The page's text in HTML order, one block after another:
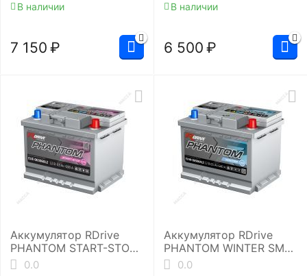
В наличии
7 150 ₽
В наличии
6 500 ₽
Аккумулятор RDrive
PHANTOM START-STOP
EFB EUE-063060L2
0.0
Аккумулятор RDrive
PHANTOM WINTER SMF
EUW-065064L2
0.0